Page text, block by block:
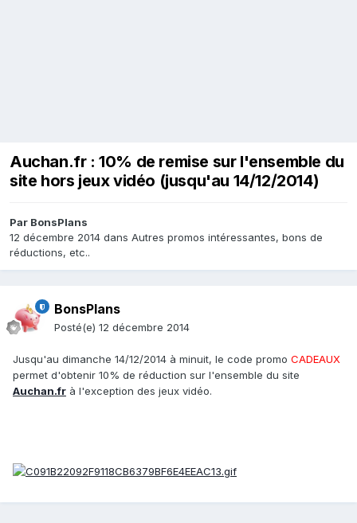
Auchan.fr : 10% de remise sur l'ensemble du
site hors jeux vidéo (jusqu'au 14/12/2014)
Par BonsPlans
12 décembre 2014 dans Autres promos intéressantes, bons de
réductions, etc..
BonsPlans
Posté(e) 12 décembre 2014
Jusqu'au dimanche 14/12/2014 à minuit, le code promo CADEAUX
permet d'obtenir 10% de réduction sur l'ensemble du site
Auchan.fr à l'exception des jeux vidéo.